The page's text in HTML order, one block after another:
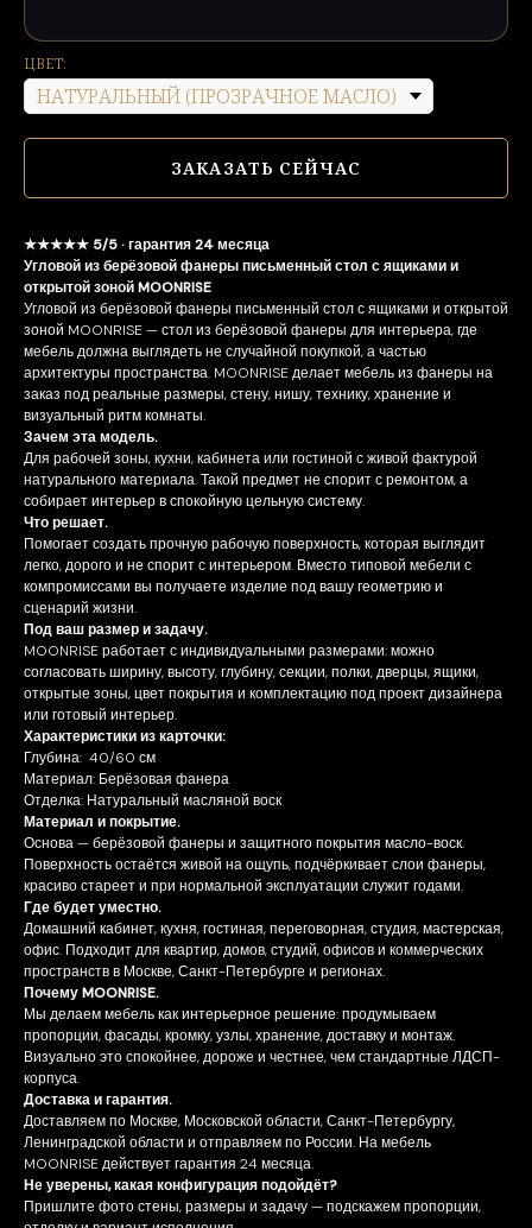
ЦВЕТ:
ЗАКАЗАТЬ СЕЙЧАС
★★★★★ 5/5 · гарантия 24 месяца
Угловой из берёзовой фанеры письменный стол с ящиками и
открытой зоной MOONRISE
Угловой из берёзовой фанеры письменный стол с ящиками и открытой
зоной MOONRISE — стол из берёзовой фанеры для интерьера, где
мебель должна выглядеть не случайной покупкой, а частью
архитектуры пространства. MOONRISE делает мебель из фанеры на
заказ под реальные размеры, стену, нишу, технику, хранение и
визуальный ритм комнаты.
Зачем эта модель.
Для рабочей зоны, кухни, кабинета или гостиной с живой фактурой
натурального материала. Такой предмет не спорит с ремонтом, а
собирает интерьер в спокойную цельную систему.
Что решает.
Помогает создать прочную рабочую поверхность, которая выглядит
легко, дорого и не спорит с интерьером. Вместо типовой мебели с
компромиссами вы получаете изделие под вашу геометрию и
сценарий жизни.
Под ваш размер и задачу.
MOONRISE работает с индивидуальными размерами: можно
согласовать ширину, высоту, глубину, секции, полки, дверцы, ящики,
открытые зоны, цвет покрытия и комплектацию под проект дизайнера
или готовый интерьер.
Характеристики из карточки:
Глубина: 40/60 см
Материал: Берёзовая фанера
Отделка: Натуральный масляной воск
Материал и покрытие.
Основа — берёзовой фанеры и защитного покрытия масло-воск.
Поверхность остаётся живой на ощупь, подчёркивает слои фанеры,
красиво стареет и при нормальной эксплуатации служит годами.
Где будет уместно.
Домашний кабинет, кухня, гостиная, переговорная, студия, мастерская,
офис. Подходит для квартир, домов, студий, офисов и коммерческих
пространств в Москве, Санкт-Петербурге и регионах.
Почему MOONRISE.
Мы делаем мебель как интерьерное решение: продумываем
пропорции, фасады, кромку, узлы, хранение, доставку и монтаж.
Визуально это спокойнее, дороже и честнее, чем стандартные ЛДСП-
корпуса.
Доставка и гарантия.
Доставляем по Москве, Московской области, Санкт-Петербургу,
Ленинградской области и отправляем по России. На мебель
MOONRISE действует гарантия 24 месяца.
Не уверены, какая конфигурация подойдёт?
Пришлите фото стены, размеры и задачу — подскажем пропорции,